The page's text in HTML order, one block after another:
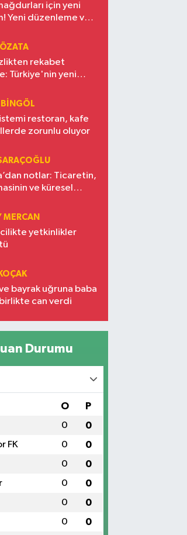
için yeni
Yeni düzenleme ve
rekabet
Türkiye'nin yeni
BINGÖL
restoran, kafe
zorunlu oluyor
notlar: Ticaretin,
ve küresel
yükselen gücü
MERCAN
yetkinlikler
bayrak uğruna baba
can verdi
Durumu
O P
0 0
FK 0 0
0 0
0 0
0 0
0 0